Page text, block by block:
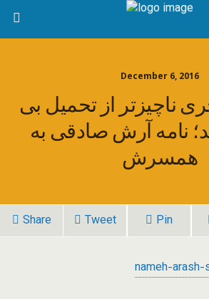
December 6, 2016
ناچیزتر از تحمیل بی
نامه آرش صادقی به
همسرش
Share Tweet Pin